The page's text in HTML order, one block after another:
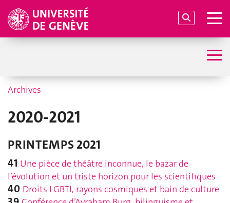
Archives
2020-2021
PRINTEMPS 2021
41 Une pièce de théâtre inconnue, le bazar de
l’évolution et un triste horizon pour les scientifiques
40 Droits LGBTI, rayons cosmiques et bain de culture